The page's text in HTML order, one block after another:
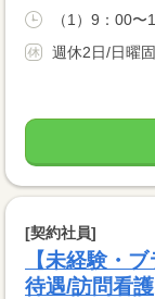
（1）9：00
週休2日/日曜
[契約社員]
【未経験・
待遇/訪問看護